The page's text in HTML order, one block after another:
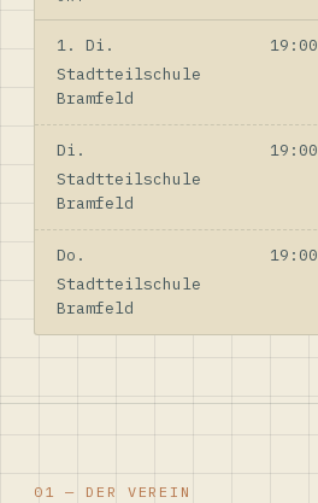
1. Di.
19:00
Stadtteilschule
Bramfeld
Di.
19:00
Stadtteilschule
Bramfeld
Do.
19:00
Stadtteilschule
Bramfeld
01 — DER VEREIN